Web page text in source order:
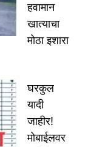
हवामान
खात्याचा
मोठा इशारा
घरकुल
यादी
जाहीर!
मोबाईलवर